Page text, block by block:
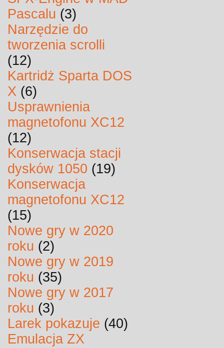
Pascalu (3)
Narzędzie do
tworzenia scrolli
(12)
Kartridż Sparta DOS
X (6)
Usprawnienia
magnetofonu XC12
(12)
Konserwacja stacji
dysków 1050 (19)
Konserwacja
magnetofonu XC12
(15)
Nowe gry w 2020
roku (2)
Nowe gry w 2019
roku (35)
Nowe gry w 2017
roku (3)
Larek pokazuje (40)
Emulacja ZX